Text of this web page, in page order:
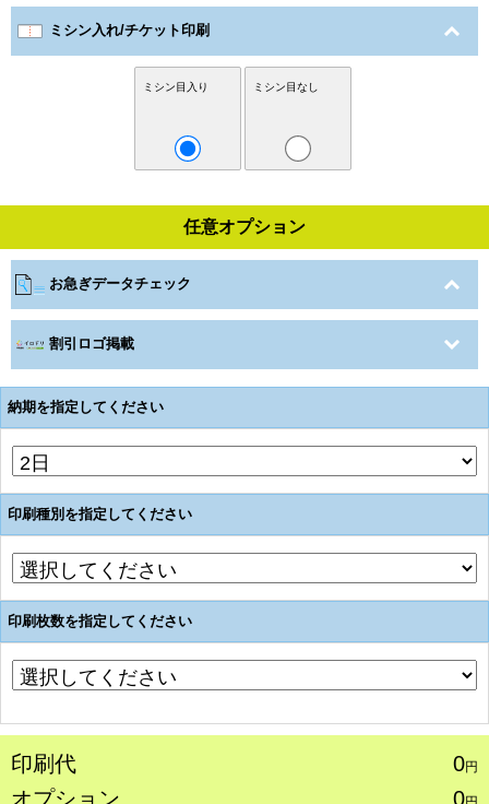
ミシン入れ/チケット印刷
ミシン目入り ミシン目なし
任意オプション
お急ぎデータチェック
割引ロゴ掲載
納期を指定してください
印刷種別を指定してください
印刷枚数を指定してください
印刷代 0円
オプション 0